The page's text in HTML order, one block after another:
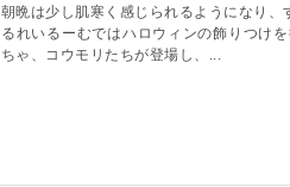
朝晩は少し肌寒く感じられるようになり、
るれいるーむではハロウィンの飾りつけ
ちゃ、コウモリたちが登場し、...